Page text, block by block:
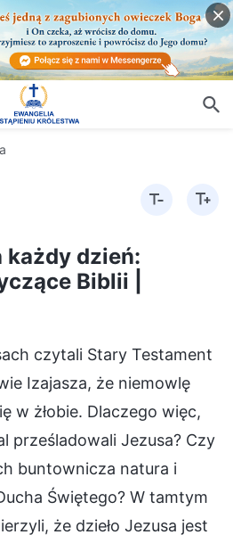
każdy dzień:
Biblii |
czytali Stary Testament
Izajasza, że niemowlę
w żłobie. Dlaczego więc,
prześladowali Jezusa? Czy
buntownicza natura i
Świętego? W tamtym
że dzieło Jezusa jest